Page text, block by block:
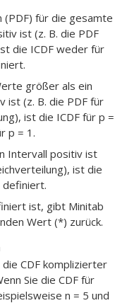
(PDF) für die gesamte
ist (z. B. die PDF
die ICDF weder für
größer als ein
(z. B. die PDF für
ist die ICDF für p =
p = 1.
Intervall positiv ist
ist die
definiert.
ist, gibt Minitab
Wert (*) zurück.
CDF komplizierter
Sie die CDF für
n = 5 und